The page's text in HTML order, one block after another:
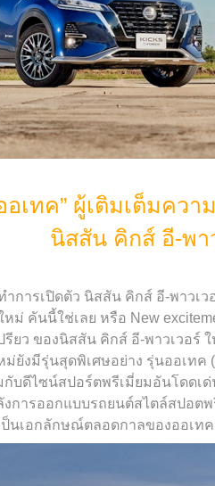
อเทค” ผู้เติมเต็มคว
นิสสัน คิกส์ อี-พา
ำการเปิดตัว นิสสัน คิกส์ อี-พาวเ
ม่ คันนี้ใช่เลย หรือ New
รียว ของนิสสัน คิกส์ อี-พาวเวอร์
ม่ยังมีรุ่นสุดพิเศษอย่าง รุ่นออเทค
กับดีไซน์สปอร์ตพรีเมี่ยมอันโดด
งการออกแบบรถยนต์สไตล์สปอ
นเอกลักษณ์ตลอดกาลของออเทค